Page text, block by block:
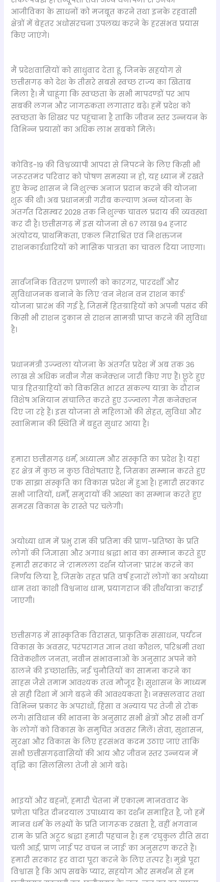
आजीविका के साधनों को मजबूत करने तथा इनके रहवासी
क्षेत्रों में बेहतर अधोसंरचना उपलब्ध करने के हरसंभव प्रयास
किए जाएंगे।
मैं प्रदेशवासियों को साधुवाद देता हूं, जिनके सहयोग से
छत्तीसगढ़ को देश के तीसरे सबसे स्वच्छ राज्य का खिताब
मिला है। मैं चाहूंगा कि स्वच्छता के सभी मापदण्डों पर आप
सबकी लगन और जागरुकता लगातार बढ़े। हमें प्रदेश को
स्वच्छता के शिखर पर पहुंचाना है ताकि जीवन स्तर उन्नयन के
विभिन्न प्रयासों का अधिक लाभ सबको मिले।
कोविड-19 की विश्वव्यापी आपदा से निपटने के लिए किसी भी
जरूरतमंद परिवार को पोषण समस्या न हो, यह ध्यान में रखते
हुए केन्द्र शासन ने निःशुल्क अनाज प्रदान करने की योजना
शुरू की थी। अब प्रधानमंत्री गरीब कल्याण अन्न योजना के
अंतर्गत दिसम्बर 2028 तक निःशुल्क चावल प्रदाय की व्यवस्था
कर दी है। छत्तीसगढ़ में इस योजना से 67 लाख 94 हजार
अंत्योदय, प्राथमिकता, एकल निराश्रित एवं निःशक्तजन
राशनकार्डधारियों को मासिक पात्रता का चावल दिया जाएगा।
सार्वजनिक वितरण प्रणाली को कारगर, पारदर्शी और
सुविधाजनक बनाने के लिए ‘वन नेशन वन राशन कार्ड’
योजना प्रारंभ की गई है, जिसमें हितग्राहियों को अपनी पसंद की
किसी भी राशन दुकान से राशन सामग्री प्राप्त करने की सुविधा
है।
प्रधानमंत्री उज्ज्वला योजना के अंतर्गत प्रदेश में अब तक 36
लाख से अधिक नवीन गैस कनेक्शन जारी किए गए हैं। छूटे हुए
पात्र हितग्राहियों को विकसित भारत संकल्प यात्रा के दौरान
विशेष अभियान संचालित करते हुए उज्ज्वला गैस कनेक्शन
दिए जा रहे हैं। इस योजना से महिलाओं की सेहत, सुविधा और
स्वाभिमान की स्थिति में बहुत सुधार आया है।
हमारा छत्तीसगढ़ धर्म, अध्यात्म और संस्कृति का प्रदेश है। यहां
हर क्षेत्र में कुछ न कुछ विशेषताएं हैं, जिसका सम्मान करते हुए
एक साझा संस्कृति का विकास प्रदेश में हुआ है। हमारी सरकार
सभी जातियों, धर्मों, समुदायों की आस्था का सम्मान करते हुए
समरस विकास के रास्ते पर चलेगी।
अयोध्या धाम में प्रभु राम की प्रतिमा की प्राण-प्रतिष्ठा के प्रति
लोगों की जिज्ञासा और अगाध श्रद्धा भाव का सम्मान करते हुए
हमारी सरकार ने ‘रामलला दर्शन योजना‘ प्रारंभ करने का
निर्णय लिया है, जिसके तहत प्रति वर्ष हजारों लोगों का अयोध्या
धाम तथा काशी विश्वनाथ धाम, प्रयागराज की तीर्थयात्रा कराई
जाएगी।
छत्तीसगढ़ में सांस्कृतिक विरासत, प्राकृतिक संसाधन, पर्यटन
विकास के अवसर, परंपरागत ज्ञान तथा कौशल, परिश्रमी तथा
विवेकशील जनता, नवीन संभावनाओं के अनुसार अपने को
ढालने की इच्छाशक्ति, नई चुनौतियों का सामना करने का
साहस जैसे तमाम आवश्यक तत्व मौजूद हैं। सुशासन के माध्यम
से सही दिशा में आगे बढ़ने की आवश्यकता है। नक्सलवाद तथा
विभिन्न प्रकार के अपराधों, हिंसा व अन्याय पर तेजी से रोक
लगे। संविधान की भावना के अनुसार सभी क्षेत्रों और सभी वर्ग
के लोगों को विकास के समुचित अवसर मिलें। सेवा, सुशासन,
सुरक्षा और विकास के लिए हरसंभव कदम उठाए जाएं ताकि
सभी छत्तीसगढ़वासियों की आय और जीवन स्तर उन्नयन में
वृद्धि का सिलसिला तेजी से आगे बढ़े।
भाइयों और बहनों, हमारी चेतना में एकात्म मानववाद के
प्रणेता पंडित दीनदयाल उपाध्याय का दर्शन समाहित है, जो हमें
मानव धर्म के लक्ष्यों के प्रति जागरूक रखता है, वहीं भगवान
राम के प्रति अटूट श्रद्धा हमारी पहचान है। हम ‘रघुकुल रीति सदा
चली आई, प्राण जाई पर वचन न जाई’ का अनुसरण करते हैं।
हमारी सरकार हर वादा पूरा करने के लिए तत्पर है। मुझे पूरा
विश्वास है कि आप सबके प्यार, सहयोग और समर्थन से हम